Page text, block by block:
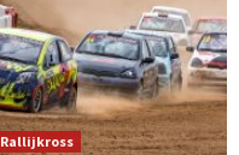
Rallijkross